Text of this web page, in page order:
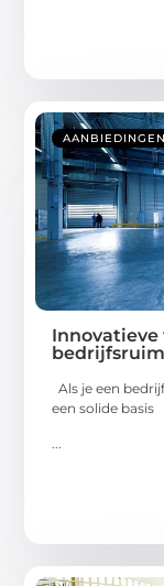
AANBIEDINGEN
Innovatieve
Als je een
een solide basis
...